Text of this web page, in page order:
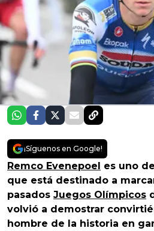
¡Síguenos en Google!
Remco Evenepoel es uno
que está destinado a
pasados Juegos Olímpicos
volvió a demostrar
hombre de la historia en